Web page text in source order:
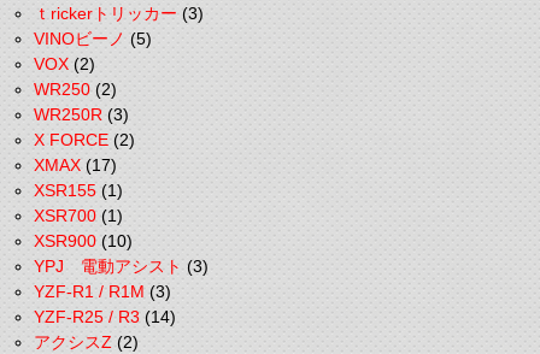
ｔrickerトリッカー(3)
VINOビーノ(5)
VOX(2)
WR250(2)
WR250R(3)
X FORCE(2)
XMAX(17)
XSR155(1)
XSR700(1)
XSR900(10)
YPJ 電動アシスト(3)
YZF-R1 / R1M(3)
YZF-R25 / R3(14)
アクシスZ(2)